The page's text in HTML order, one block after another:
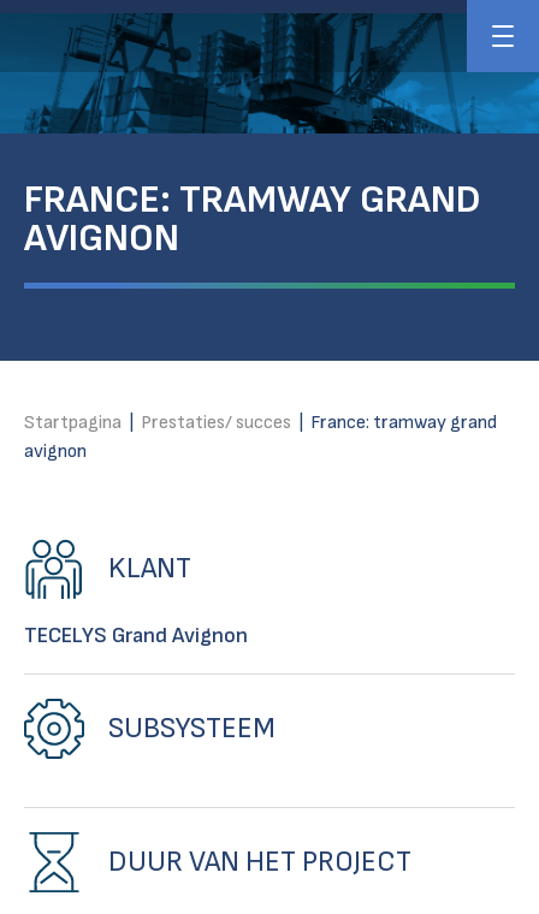
FRANCE: TRAMWAY GRAND
AVIGNON
Startpagina Prestaties/ succes
France: tramway grand
avignon
KLANT
TECELYS Grand Avignon
SUBSYSTEEM
DUUR VAN HET PROJECT